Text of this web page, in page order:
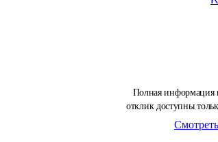
Полная информация
отклик доступны